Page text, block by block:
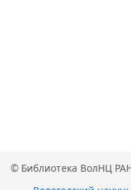
© Библиотека ВолНЦ